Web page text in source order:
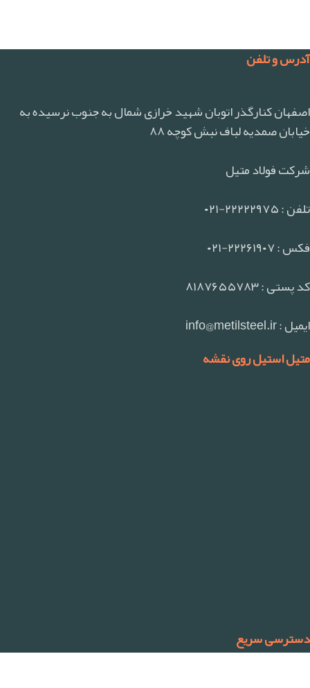
آدرس و تلفن
اصفهان کنارگذر اتوبان شهید خرازی شمال به جنوب نرسیده به
خیابان صمدیه لباف نبش کوچه ۸۸
شرکت فولاد متیل
تلفن : ۲۲۲۲۲۹۷۵-۰۲۱
فکس : ۲۲۲۶۱۹۰۷-۰۲۱
کد پستی : ۸۱۸۷۶۵۵۷۸۳
ایمیل : info@metilsteel.ir
متیل استیل روی نقشه
دسترسی سریع